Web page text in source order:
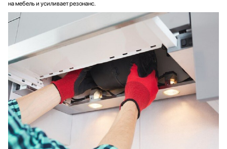
на мебель и усиливает резонанс.